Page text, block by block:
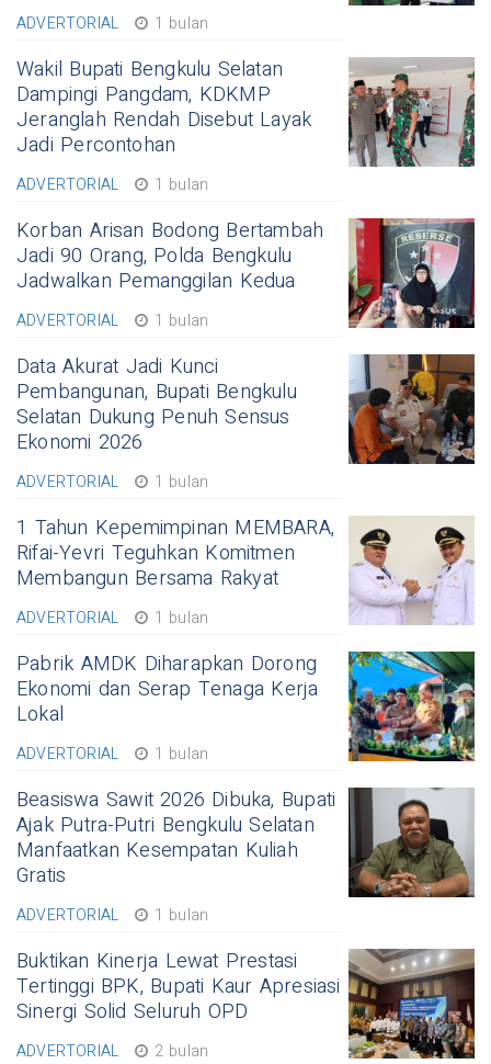
ADVERTORIAL 1 bulan
Wakil Bupati Bengkulu Selatan
Dampingi Pangdam, KDKMP
Jeranglah Rendah Disebut Layak
Jadi Percontohan
ADVERTORIAL 1 bulan
Korban Arisan Bodong Bertambah
Jadi 90 Orang, Polda Bengkulu
Jadwalkan Pemanggilan Kedua
ADVERTORIAL 1 bulan
Data Akurat Jadi Kunci
Pembangunan, Bupati Bengkulu
Selatan Dukung Penuh Sensus
Ekonomi 2026
ADVERTORIAL 1 bulan
1 Tahun Kepemimpinan MEMBARA,
Rifai-Yevri Teguhkan Komitmen
Membangun Bersama Rakyat
ADVERTORIAL 1 bulan
Pabrik AMDK Diharapkan Dorong
Ekonomi dan Serap Tenaga Kerja
Lokal
ADVERTORIAL 1 bulan
Beasiswa Sawit 2026 Dibuka, Bupati
Ajak Putra-Putri Bengkulu Selatan
Manfaatkan Kesempatan Kuliah
Gratis
ADVERTORIAL 1 bulan
Buktikan Kinerja Lewat Prestasi
Tertinggi BPK, Bupati Kaur Apresiasi
Sinergi Solid Seluruh OPD
ADVERTORIAL 2 bulan